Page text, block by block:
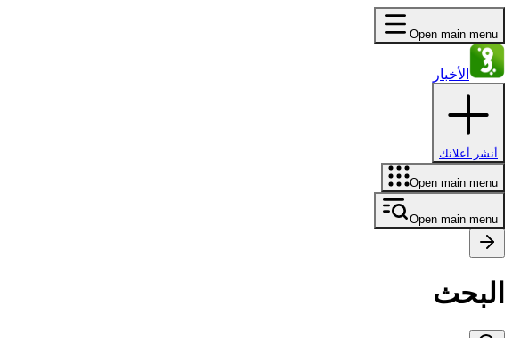
Open main menu
الأخبار
أنشر أعلانك
Open main menu
Open main menu
البحث